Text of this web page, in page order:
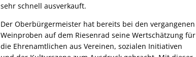
sehr schnell ausverkauft.
Der Oberbürgermeister hat bereits bei den vergangenen
Weinproben auf dem Riesenrad seine Wertschätzung für
die Ehrenamtlichen aus Vereinen, sozialen Initiativen